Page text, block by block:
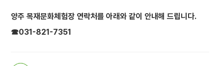
양주 목재문화체험장 연락처를 아래와 같이 안내해 드립니다.
☎031-821-7351